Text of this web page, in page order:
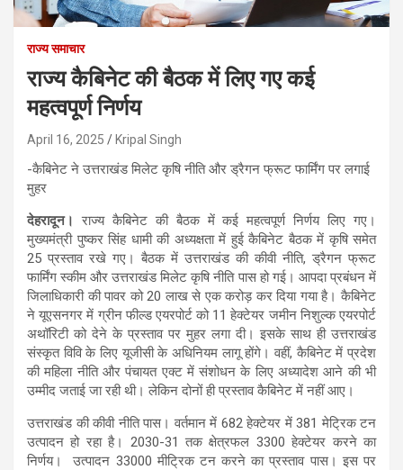
राज्य समाचार
राज्य कैबिनेट की बैठक में लिए गए कई
महत्वपूर्ण निर्णय
April 16, 2025 Kripal Singh
-कैबिनेट ने उत्तराखंड मिलेट कृषि नीति और ड्रैगन फ्रूट फार्मिंग पर लगाई
मुहर
देहरादून। राज्य कैबिनेट की बैठक में कई महत्वपूर्ण निर्णय लिए गए।
मुख्यमंत्री पुष्कर सिंह धामी की अध्यक्षता में हुई कैबिनेट बैठक में कृषि समेत
25 प्रस्ताव रखे गए। बैठक में उत्तराखंड की कीवी नीति, ड्रैगन फ्रूट
फार्मिंग स्कीम और उत्तराखंड मिलेट कृषि नीति पास हो गई। आपदा प्रबंधन में
जिलाधिकारी की पावर को 20 लाख से एक करोड़ कर दिया गया है। कैबिनेट
ने यूएसनगर में ग्रीन फील्ड एयरपोर्ट को 11 हेक्टेयर जमीन निशुल्क एयरपोर्ट
अथॉरिटी को देने के प्रस्ताव पर मुहर लगा दी। इसके साथ ही उत्तराखंड
संस्कृत विवि के लिए यूजीसी के अधिनियम लागू होंगे। वहीं, कैबिनेट में प्रदेश
की महिला नीति और पंचायत एक्ट में संशोधन के लिए अध्यादेश आने की भी
उम्मीद जताई जा रही थी। लेकिन दोनों ही प्रस्ताव कैबिनेट में नहीं आए।
उत्तराखंड की कीवी नीति पास। वर्तमान में 682 हेक्टेयर में 381 मेट्रिक टन
उत्पादन हो रहा है। 2030-31 तक क्षेत्रफल 3300 हेक्टेयर करने का
निर्णय। उत्पादन 33000 मीट्रिक टन करने का प्रस्ताव पास। इस पर